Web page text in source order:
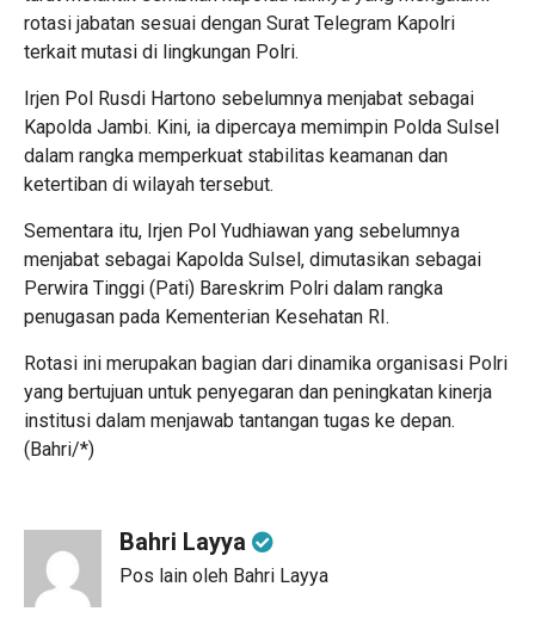
rotasi jabatan sesuai dengan Surat Telegram Kapolri
terkait mutasi di lingkungan Polri.
Irjen Pol Rusdi Hartono sebelumnya menjabat sebagai
Kapolda Jambi. Kini, ia dipercaya memimpin Polda Sulsel
dalam rangka memperkuat stabilitas keamanan dan
ketertiban di wilayah tersebut.
Sementara itu, Irjen Pol Yudhiawan yang sebelumnya
menjabat sebagai Kapolda Sulsel, dimutasikan sebagai
Perwira Tinggi (Pati) Bareskrim Polri dalam rangka
penugasan pada Kementerian Kesehatan RI.
Rotasi ini merupakan bagian dari dinamika organisasi Polri
yang bertujuan untuk penyegaran dan peningkatan kinerja
institusi dalam menjawab tantangan tugas ke depan.
(Bahri/*)
Bahri Layya
Pos lain oleh Bahri Layya